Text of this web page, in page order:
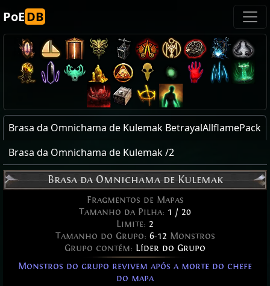
PoEDB
Brasa da Omnichama de Kulemak BetrayalAllflamePack
Brasa da Omnichama de Kulemak /2
Brasa da Omnichama de Kulemak
Fragmentos de Mapas
Tamanho da Pilha: 1 / 20
Limite: 2
Tamanho do Grupo: 6-12 Monstros
Grupo contém: Líder do Grupo
Monstros do grupo revivem após a morte do chefe
do mapa